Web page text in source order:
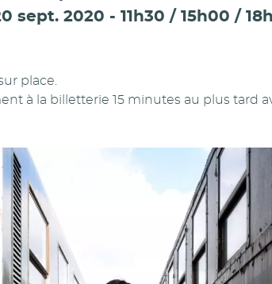
sept. 2020 - 11h30 / 15h00 /
place.
à la billetterie 15 minutes au plus tard